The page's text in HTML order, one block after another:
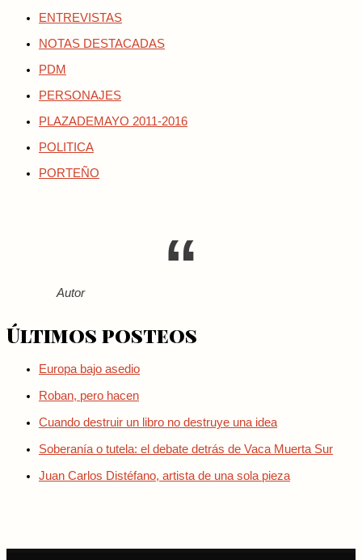
ENTREVISTAS
NOTAS DESTACADAS
PDM
PERSONAJES
PLAZADEMAYO 2011-2016
POLITICA
PORTEÑO
Autor
Últimos posteos
Europa bajo asedio
Roban, pero hacen
Cuando destruir un libro no destruye una idea
Soberanía o tutela: el debate detrás de Vaca Muerta Sur
Juan Carlos Distéfano, artista de una sola pieza